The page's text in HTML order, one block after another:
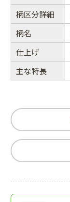
柄区分詳細
柄名
仕上げ
主な特長